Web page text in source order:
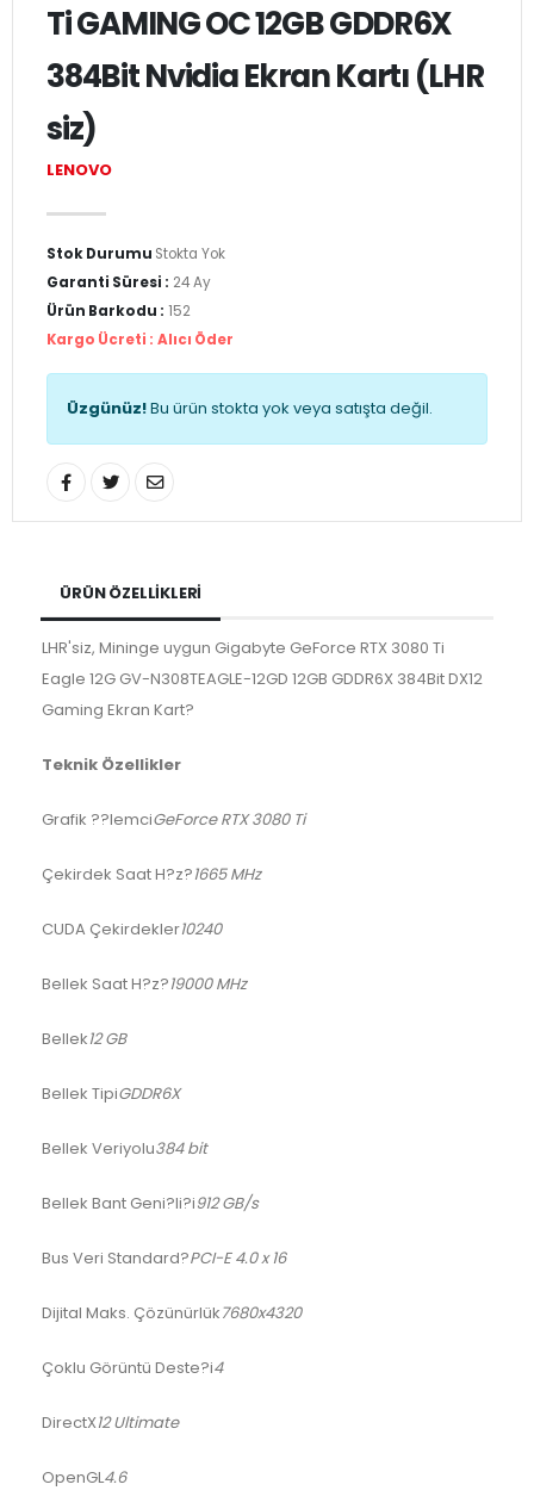
Ti GAMING OC 12GB GDDR6X
384Bit Nvidia Ekran Kartı (LHR
siz)
LENOVO
Stok Durumu Stokta Yok
Garanti Süresi : 24 Ay
Ürün Barkodu : 152
Kargo Ücreti : Alıcı Öder
Üzgünüz!Bu ürün stokta yok veya satışta değil.
ÜRÜN ÖZELLIKLERI
LHR'siz, Mininge uygun Gigabyte GeForce RTX 3080 Ti
Eagle 12G GV-N308TEAGLE-12GD 12GB GDDR6X 384Bit DX12
Gaming Ekran Kart?
Teknik Özellikler
Grafik ??lemciGeForce RTX 3080 Ti
Çekirdek Saat H?z?1665 MHz
CUDA Çekirdekler10240
Bellek Saat H?z?1‎9000 MHz
Bellek12 GB
Bellek TipiGDDR6X
Bellek Veriyolu384 bit
Bellek Bant Geni?li?i912 GB/s
Bus Veri Standard?PCI-E 4.0 x 16
Dijital Maks. Çözünürlük7‎680x4320
Çoklu Görüntü Deste?i4
DirectX1‎2 Ultimate
OpenGL4.6